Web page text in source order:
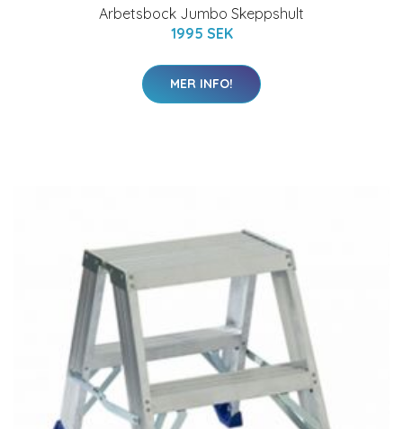
Arbetsbock Jumbo Skeppshult
1995 SEK
MER INFO!